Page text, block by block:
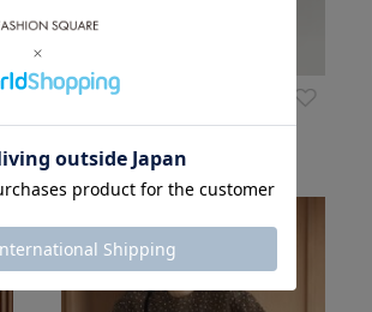
BEAUTY&YOUTH UNIT…